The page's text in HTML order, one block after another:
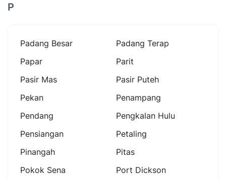
P
Padang Besar
Padang Terap
Papar
Parit
Pasir Mas
Pasir Puteh
Pekan
Penampang
Pendang
Pengkalan Hulu
Pensiangan
Petaling
Pinangah
Pitas
Pokok Sena
Port Dickson